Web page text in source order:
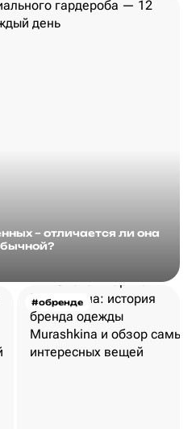
– отличается ли она
#обренде